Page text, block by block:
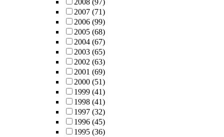
2008 (97)
2007 (71)
2006 (99)
2005 (68)
2004 (67)
2003 (65)
2002 (63)
2001 (69)
2000 (51)
1999 (41)
1998 (41)
1997 (32)
1996 (45)
1995 (36)